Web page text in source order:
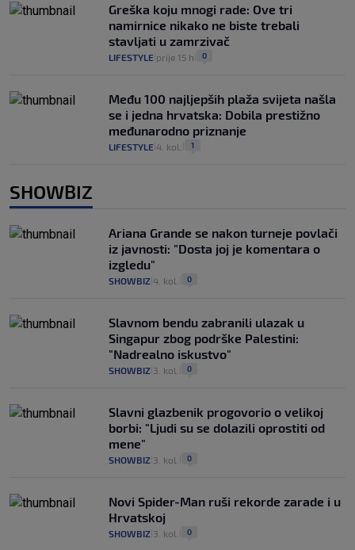
Greška koju mnogi rade: Ove tri
namirnice nikako ne biste trebali
stavljati u zamrzivač
LIFESTYLE prije 15 h 0
Među 100 najljepših plaža svijeta našla
se i jedna hrvatska: Dobila prestižno
međunarodno priznanje
LIFESTYLE 4. kol. 1
SHOWBIZ
Ariana Grande se nakon turneje povlači
iz javnosti: "Dosta joj je komentara o
izgledu"
SHOWBIZ 4. kol. 0
Slavnom bendu zabranili ulazak u
Singapur zbog podrške Palestini:
"Nadrealno iskustvo"
SHOWBIZ 3. kol. 0
Slavni glazbenik progovorio o velikoj
borbi: "Ljudi su se dolazili oprostiti od
mene"
SHOWBIZ 3. kol. 0
Novi Spider-Man ruši rekorde zarade i u
Hrvatskoj
SHOWBIZ 3. kol. 0